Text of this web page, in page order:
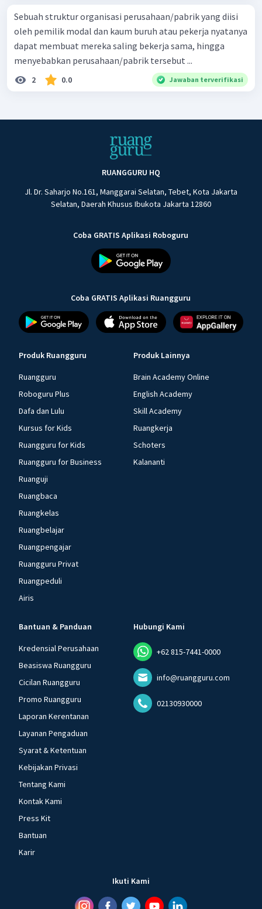
Sebuah struktur organisasi perusahaan/pabrik yang diisi
oleh pemilik modal dan kaum buruh atau pekerja nyatanya
dapat membuat mereka saling bekerja sama, hingga
menyebabkan perusahaan/pabrik tersebut ...
2 0.0 Jawaban terverifikasi
RUANGGURU HQ
Jl. Dr. Saharjo No.161, Manggarai Selatan, Tebet, Kota Jakarta
Selatan, Daerah Khusus Ibukota Jakarta 12860
Coba GRATIS Aplikasi Roboguru
Coba GRATIS Aplikasi Ruangguru
Produk Ruangguru
Ruangguru
Roboguru Plus
Dafa dan Lulu
Kursus for Kids
Ruangguru for Kids
Ruangguru for Business
Ruanguji
Ruangbaca
Ruangkelas
Ruangbelajar
Ruangpengajar
Ruangguru Privat
Ruangpeduli
Airis
Produk Lainnya
Brain Academy Online
English Academy
Skill Academy
Ruangkerja
Schoters
Kalananti
Bantuan & Panduan
Kredensial Perusahaan
Beasiswa Ruangguru
Cicilan Ruangguru
Promo Ruangguru
Laporan Kerentanan
Layanan Pengaduan
Syarat & Ketentuan
Kebijakan Privasi
Tentang Kami
Kontak Kami
Press Kit
Bantuan
Karir
Hubungi Kami
+62 815-7441-0000
info@ruangguru.com
02130930000
Ikuti Kami